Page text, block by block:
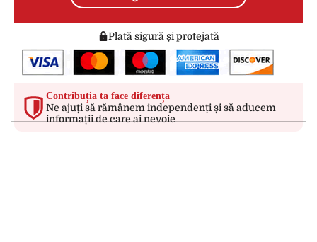
Plată sigură și protejată
Contribuția ta face diferența
Ne ajuți să rămânem independenți și să aducem
informații de care ai nevoie